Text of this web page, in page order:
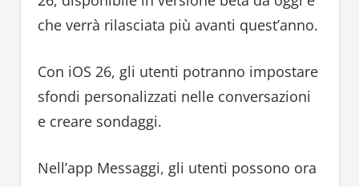
che verrà rilasciata più avanti quest’anno.
Con iOS 26, gli utenti potranno impostare
sfondi personalizzati nelle conversazioni
e creare sondaggi.
Nell’app Messaggi, gli utenti possono ora